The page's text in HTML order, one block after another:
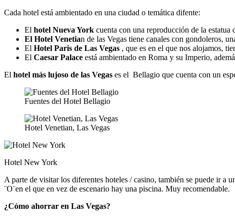
Cada hotel está ambientado en una ciudad o temática difente:
El hotel Nueva York cuenta con una reproducción de la
El Hotel Venetian de las Vegas tiene canales con gondoleros,
El Hotel Paris de Las Vegas , que es en el que nos alojamos,
El Caesar Palace está ambientado en Roma y su Imperio,
El hotel más lujoso de las Vegas es el Bellagio que cuenta con un
Fuentes del Hotel Bellagio
Hotel Venetian, Las Vegas
Hotel New York
A parte de visitar los diferentes hoteles / casino, también se puede ir a
¨O¨en el que en vez de escenario hay una piscina. Muy recomendable.
¿Cómo ahorrar en Las Vegas?